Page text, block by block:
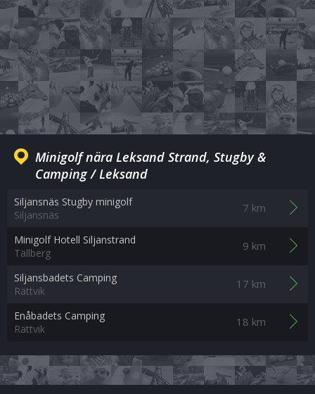
Minigolf nära Leksand Strand, Stugby &
Camping / Leksand
Siljansnäs Stugby minigolf
Siljansnäs
7 km
Minigolf Hotell Siljanstrand
Tällberg
9 km
Siljansbadets Camping
Rättvik
17 km
Enåbadets Camping
Rättvik
18 km